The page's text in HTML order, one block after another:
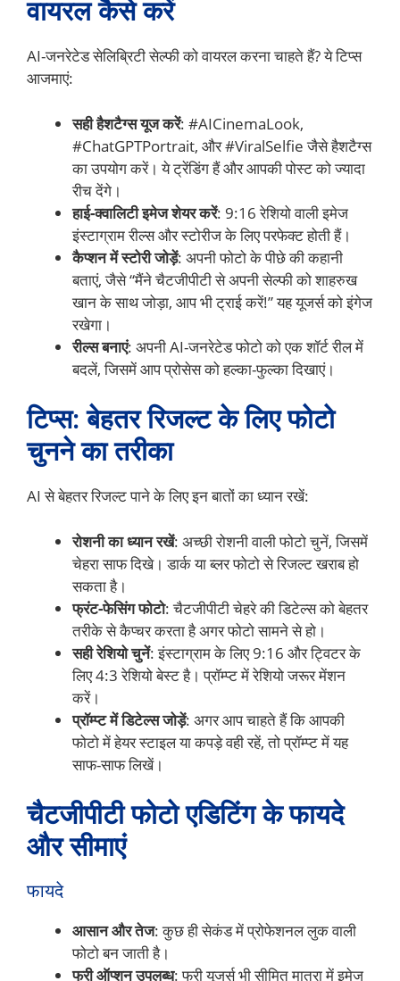
वायरल कैसे करें
AI-जनरेटेड सेलिब्रिटी सेल्फी को वायरल करना चाहते हैं? ये टिप्स
आजमाएं:
सही हैशटैग्स यूज करें: #AICinemaLook,
#ChatGPTPortrait, और #ViralSelfie जैसे हैशटैग्स
का उपयोग करें। ये ट्रेंडिंग हैं और आपकी पोस्ट को ज्यादा
रीच देंगे।
हाई-क्वालिटी इमेज शेयर करें: 9:16 रेशियो वाली इमेज
इंस्टाग्राम रील्स और स्टोरीज के लिए परफेक्ट होती हैं।
कैप्शन में स्टोरी जोड़ें: अपनी फोटो के पीछे की कहानी
बताएं, जैसे “मैंने चैटजीपीटी से अपनी सेल्फी को शाहरुख
खान के साथ जोड़ा, आप भी ट्राई करें!” यह यूजर्स को इंगेज
रखेगा।
रील्स बनाएं: अपनी AI-जनरेटेड फोटो को एक शॉर्ट रील में
बदलें, जिसमें आप प्रोसेस को हल्का-फुल्का दिखाएं।
टिप्स: बेहतर रिजल्ट के लिए फोटो
चुनने का तरीका
AI से बेहतर रिजल्ट पाने के लिए इन बातों का ध्यान रखें:
रोशनी का ध्यान रखें: अच्छी रोशनी वाली फोटो चुनें, जिसमें
चेहरा साफ दिखे। डार्क या ब्लर फोटो से रिजल्ट खराब हो
सकता है।
फ्रंट-फेसिंग फोटो: चैटजीपीटी चेहरे की डिटेल्स को बेहतर
तरीके से कैप्चर करता है अगर फोटो सामने से हो।
सही रेशियो चुनें: इंस्टाग्राम के लिए 9:16 और ट्विटर के
लिए 4:3 रेशियो बेस्ट है। प्रॉम्प्ट में रेशियो जरूर मेंशन
करें।
प्रॉम्प्ट में डिटेल्स जोड़ें: अगर आप चाहते हैं कि आपकी
फोटो में हेयर स्टाइल या कपड़े वही रहें, तो प्रॉम्प्ट में यह
साफ-साफ लिखें।
चैटजीपीटी फोटो एडिटिंग के फायदे
और सीमाएं
फायदे
आसान और तेज: कुछ ही सेकंड में प्रोफेशनल लुक वाली
फोटो बन जाती है।
फ्री ऑप्शन उपलब्ध: फ्री यूजर्स भी सीमित मात्रा में इमेज